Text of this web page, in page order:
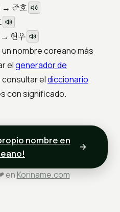
→ 준호
→ 현우
nombre coreano más
elgenerador de
consultar eldiccionario
con significado.
nombre en
en Koriname.com